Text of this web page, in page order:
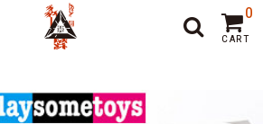
ーカー アプリ おすすめ
ポー
すすめ
オンラインポーカー
CART
0